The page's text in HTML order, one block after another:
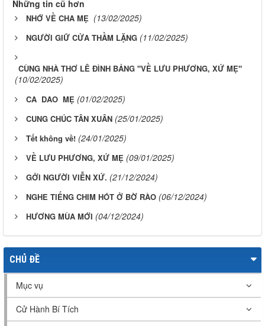
Những tin cũ hơn
NHỚ VỀ CHA MẸ (13/02/2025)
NGƯỜI GIỮ CỬA THẦM LẶNG (11/02/2025)
CÙNG NHÀ THƠ LÊ ĐÌNH BẢNG "VỀ LƯU PHƯƠNG, XỨ MẸ"
(10/02/2025)
CA DAO MẸ (01/02/2025)
CUNG CHÚC TÂN XUÂN (25/01/2025)
Tết không về! (24/01/2025)
VỀ LƯU PHƯƠNG, XỨ MẸ (09/01/2025)
GỞI NGƯỜI VIỄN XỨ. (21/12/2024)
NGHE TIẾNG CHIM HÓT Ở BỜ RÀO (06/12/2024)
HƯƠNG MÙA MỚI (04/12/2024)
CHỦ ĐỀ
Mục vụ
Cử Hành Bí Tích